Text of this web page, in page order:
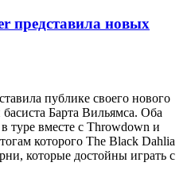
представила новых
публике своего нового
Барта Вильямса. Оба
туре вместе с Throwdown и
которого The Black Dahlia
которые достойны играть с